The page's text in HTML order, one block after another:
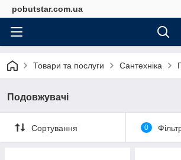
pobutstar.com.ua
Товари та послуги Сантехніка
Подовжувачі
Сортування 0